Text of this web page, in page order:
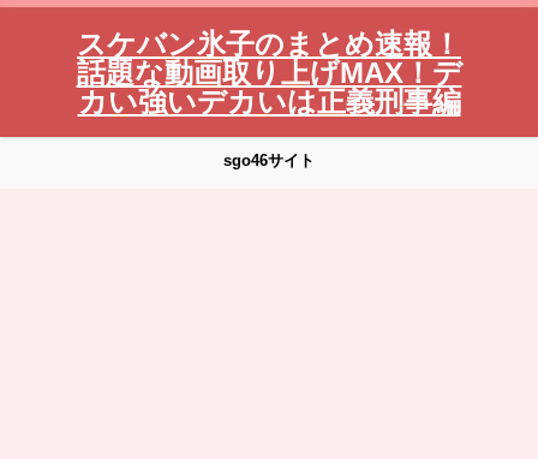
スケバン氷子のまとめ速報！
話題な動画取り上げMAX！デ
カい強いデカいは正義刑事編
sgo46サイト